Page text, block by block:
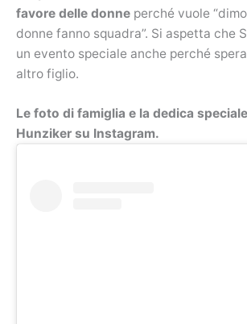
favore delle donne perché vuole
donne fanno squadra”. Si aspetta che
un evento speciale anche perché
altro figlio.
Le foto di famiglia e la dedica
Hunziker su Instagram.